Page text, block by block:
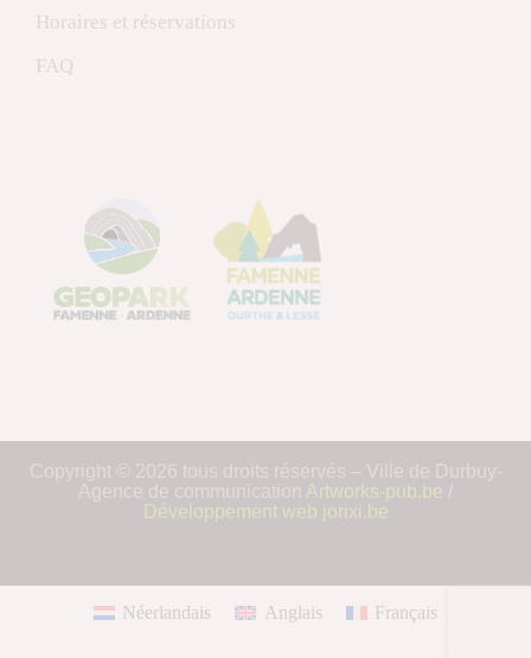
Horaires et réservations
FAQ
Artworks-pub.be
Développement web jorixi.be
Néerlandais Anglais Français